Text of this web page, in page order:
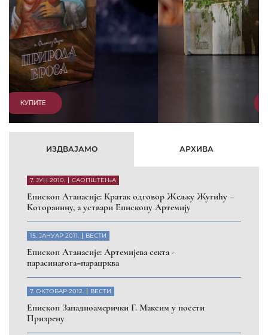
ИЗДВАЈАМО АРХИВА
7. ЈУН 2010. САОПШТЕЊА
Eпископ Атанасије: Кратак одговор Жељку Жугићу –
Которанину, а уствари Епископу Артемију
15. ЈАНУАР 2011. ВЕСТИ
Eпископ Атанасије: Артемијева секта -
парасинагога=парацрква
7. ОКТОБАР 2012. ВЕСТИ
Eпископ Западноамерички Г. Максим у посети
Призрену